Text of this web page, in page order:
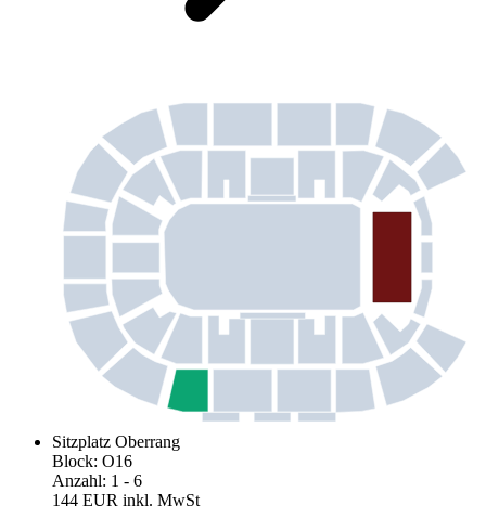
Sitzplatz Oberrang
Block: O16
Anzahl: 1 - 6
144 EUR inkl. MwSt